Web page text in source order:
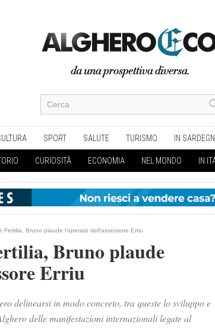
SPORT SALUTE TURISMO IN
CURIOSITÀ ECONOMIA NEL MONDO IN
Fertilia, Bruno plaude l’operato dell’assessore Erriu
Bruno plaude
Erriu
delinearsi in modo concreto, tra queste lo sviluppo e
delle manifestazioni internazionali legate al